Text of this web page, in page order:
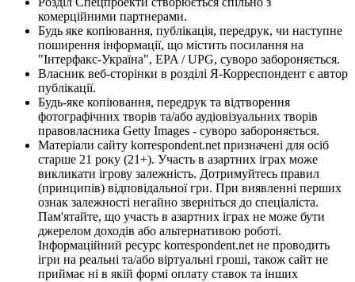
комерційними партнерами.
Будь яке копіювання, публікація, передрук, чи наступне
поширення інформації, що містить посилання на
"Інтерфакс-Україна", EPA / UPG, суворо забороняється.
Власник веб-сторінки в розділі Я-Корреспондент є автор
публікації.
Будь-яке копіювання, передрук та відтворення
фотографічних творів та/або аудіовізуальних творів
правовласника Getty Images - суворо забороняється.
Матеріали сайту korrespondent.net призначені для осіб
старше 21 року (21+). Участь в азартних іграх може
викликати ігрову залежність. Дотримуйтесь правил
(принципів) відповідальної гри. При виявленні перших
ознак залежності негайно зверніться до спеціаліста.
Пам'ятайте, що участь в азартних іграх не може бути
джерелом доходів або альтернативою роботі.
Інформаційний ресурс korrespondent.net не проводить
ігри на реальні та/або віртуальні гроші, також сайт не
приймає ні в якій формі оплату ставок та інших